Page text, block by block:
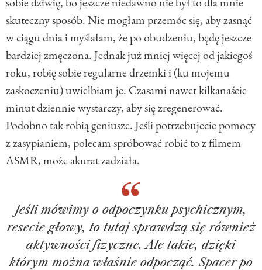
skuteczny sposób. Nie mogłam przemóc się, aby zasnąć
w ciągu dnia i myślałam, że po obudzeniu, będę jeszcze
bardziej zmęczona. Jednak już mniej więcej od jakiegoś
roku, robię sobie regularne drzemki i (ku mojemu
zaskoczeniu) uwielbiam je. Czasami nawet kilkanaście
minut dziennie wystarczy, aby się zregenerować.
Podobno tak robią geniusze. Jeśli potrzebujecie pomocy
z zasypianiem, polecam spróbować robić to z filmem
ASMR, może akurat zadziała.
Jeśli mówimy o odpoczynku psychicznym,
resecie głowy, to tutaj sprawdzą się również
aktywności fizyczne. Ale takie, dzięki
którym można właśnie odpocząć. Spacer po